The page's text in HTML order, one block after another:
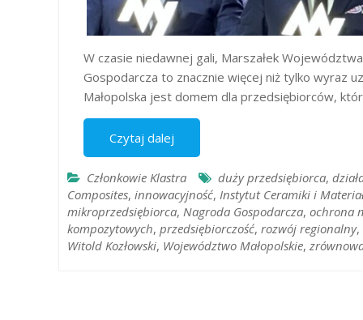
W czasie niedawnej gali, Marszałek
Gospodarcza to znacznie więcej niż tylko wyraz
Małopolska jest domem dla przedsiębiorców,
Czytaj dalej
Członkowie Klastra duży przedsiębiorca,
Composites, innowacyjność, Instytut Ceramiki i
mikroprzedsiębiorca, Nagroda Gospodarcza, ochrona
kompozytowych, przedsiębiorczość, rozwój regionalny,
Witold Kozłowski, Województwo Małopolskie,